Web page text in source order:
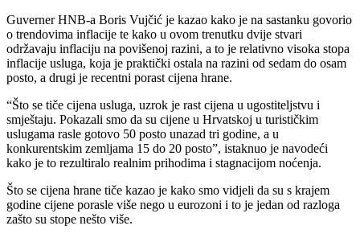
Guverner HNB-a Boris Vujčić je kazao kako je na sastanku govorio
o trendovima inflacije te kako u ovom trenutku dvije stvari
održavaju inflaciju na povišenoj razini, a to je relativno visoka stopa
inflacije usluga, koja je praktički ostala na razini od sedam do osam
posto, a drugi je recentni porast cijena hrane.
“Što se tiče cijena usluga, uzrok je rast cijena u ugostiteljstvu i
smještaju. Pokazali smo da su cijene u Hrvatskoj u turističkim
uslugama rasle gotovo 50 posto unazad tri godine, a u
konkurentskim zemljama 15 do 20 posto”, istaknuo je navodeći
kako je to rezultiralo realnim prihodima i stagnacijom noćenja.
Što se cijena hrane tiče kazao je kako smo vidjeli da su s krajem
godine cijene porasle više nego u eurozoni i to je jedan od razloga
zašto su stope nešto više.